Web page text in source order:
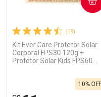
Ativar Desconto
Comprar sem Desconto
(19)
Kit Ever Care Protetor Solar
Corporal FPS30 120g +
Protetor Solar Kids FPS60
10% OFF